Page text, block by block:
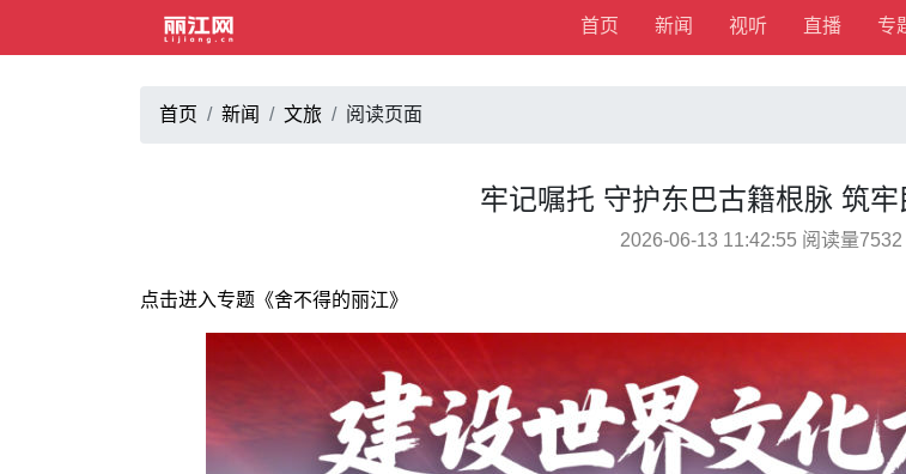
首页 新闻 视听 直播 专
首页 新闻 文旅 阅读页面
牢记嘱托 守护东巴古籍根脉 筑
2026-06-13 11:42:55 阅读量
点击进入专题《舍不得的丽江》